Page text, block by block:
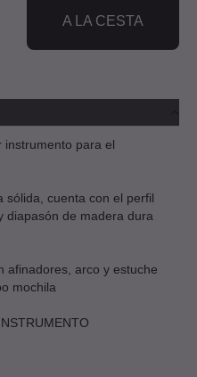
A LA CESTA
instrumento para el
sólida, cuenta con el perfil
diapasón de madera dura
afinadores, arco y estuche
mochila